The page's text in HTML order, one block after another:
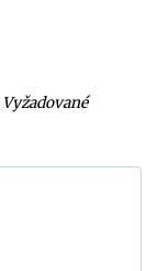
Vyžadované